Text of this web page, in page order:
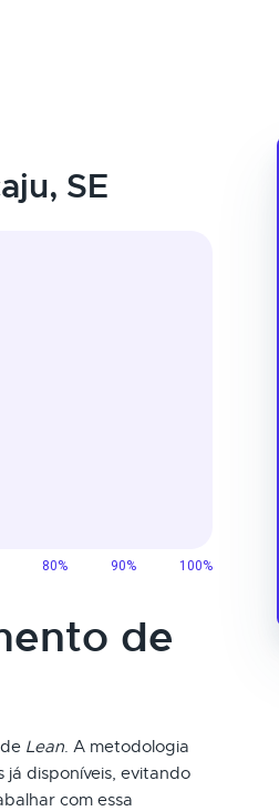
SE
de
Lean. A metodologia
já disponíveis, evitando
com essa